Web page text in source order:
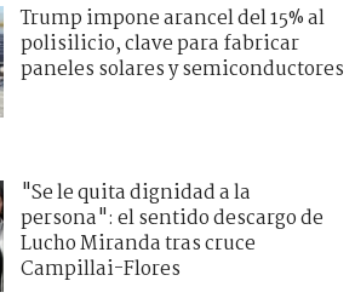
Trump impone arancel del 15% al
polisilicio, clave para fabricar
paneles solares y semiconductores
"Se le quita dignidad a la
persona": el sentido descargo de
Lucho Miranda tras cruce
Campillai-Flores